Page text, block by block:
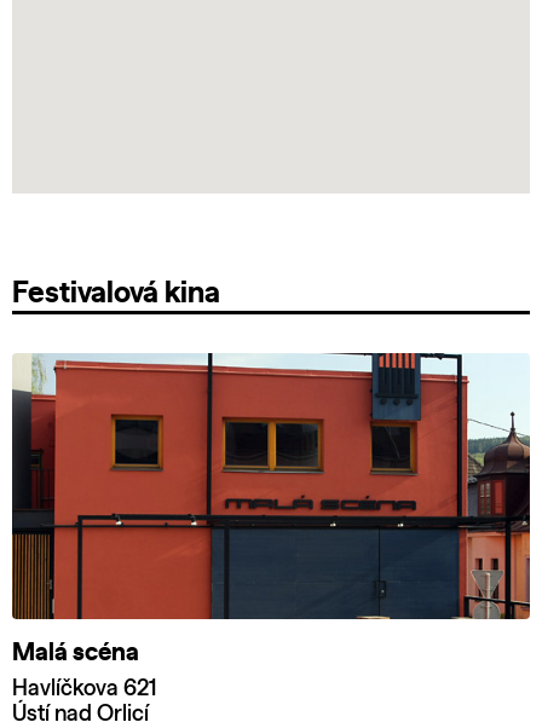
Festivalová kina
Malá scéna
Havlíčkova 621
Ústí nad Orlicí